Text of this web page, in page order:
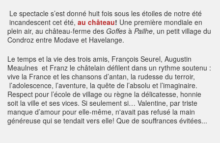
Le spectacle s’est donné huit fois sous les étoiles de notre été
incandescent cet été, au château! Une première mondiale en
plein air, au château-ferme des Goffes à Pailhe, un petit village du
Condroz entre Modave et Havelange.
Le temps et la vie des trois amis, François Seurel, Augustin
Meaulnes et Franz le châtelain défilent dans un rythme soutenu :
vive la France et les chansons d’antan, la rudesse du terroir,
l’adolescence, l’aventure, la quête de l’absolu et l’imaginaire.
Respect pour l’école de village ou règne la délicatesse, honnie
soit la ville et ses vices. Si seulement si… Valentine, par triste
manque d’amour pour elle-même, n'avait pas refusé la main
généreuse qui se tendait vers elle! Que de souffrances évitées...